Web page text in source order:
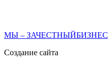
МЫ – ЗАЧЕСТНЫЙБИЗНЕС
Создание сайта